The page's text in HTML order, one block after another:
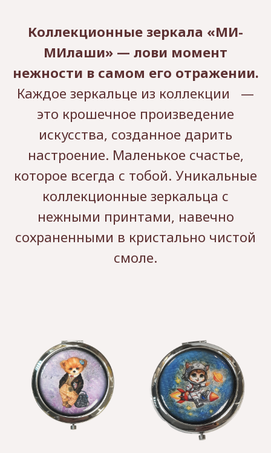
Коллекционные зеркала «МИ-
МИлаши» — лови момент
нежности в самом его отражении.
Каждое зеркальце из коллекции
—
это крошечное произведение
искусства, созданное дарить
настроение. Маленькое счастье,
которое всегда с тобой. Уникальные
коллекционные зеркальца с
нежными принтами, навечно
сохраненными в кристально чистой
смоле.